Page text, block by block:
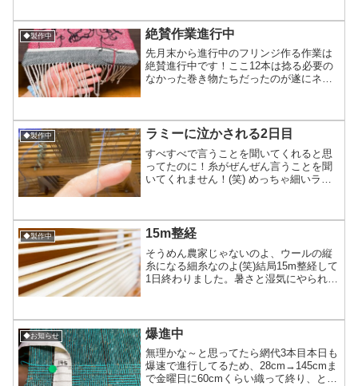
って通し直す所からになり...
◆製作中 絶賛作業進行中
先月末から進行中のフリンジ作る作業は
絶賛進行中です！ここ12本は捻る必要の
なかった巻き物たちだったのが遂にネジ
けと比べ作業速度は落ちてしまいます。
ただ見栄えがね！物にも...
◆製作中 ラミーに泣かされる2日目
すべすべで言うことを聞いてくれると思
ってたのに！糸がぜんぜん言うことを聞
いてくれません！(笑) めっちゃ細いラミ
ってたら湿気の影響なのか捩れたがるん
です切り離してあ...
◆製作中 15m整経
そうめん農家じゃないのよ、ウールの縦
糸になる細糸なのよ(笑)結局15m整経して
1日終わりました。暑さと湿気にやられて
チです。とりあえずこれで整経祭りは止
めて織り始めち...
◆お知らせ 爆進中
無理かな～と思ってたら網代3本目本日も
爆速で進行してるため、28cm→145cmま
で金曜日に60cmくらい織って終り、とな